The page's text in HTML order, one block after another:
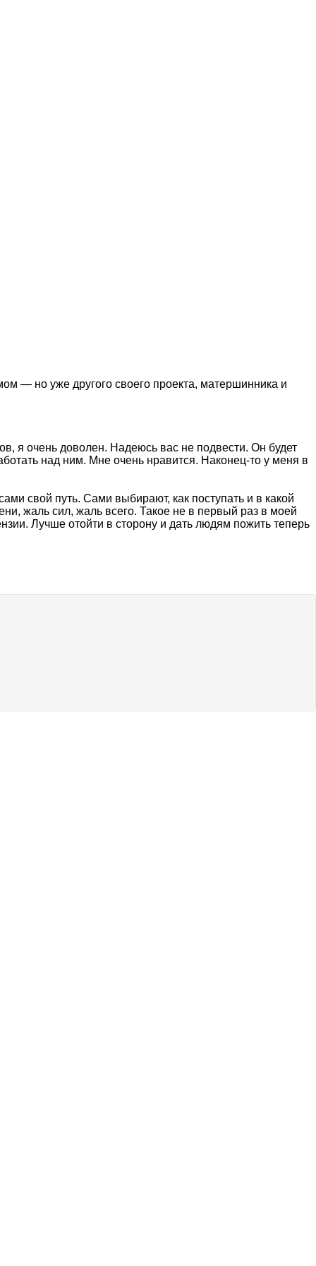
— но уже другого своего проекта, матершинника и
я очень доволен. Надеюсь вас не подвести. Он будет
над ним. Мне очень нравится. Наконец-то у меня в
свой путь. Сами выбирают, как поступать и в какой
жаль сил, жаль всего. Такое не в первый раз в моей
Лучше отойти в сторону и дать людям пожить теперь